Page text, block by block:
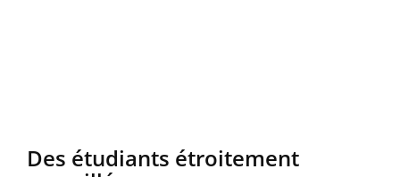
Des étudiants étroitement